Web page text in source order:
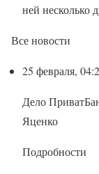
ней несколько
Все новости
25 февраля,
Дело
Яценко
Подробности